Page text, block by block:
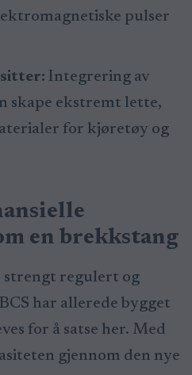
pulser
Integrering av
skape ekstremt lette,
for kjøretøy og
en brekkstang
strengt regulert og
har allerede bygget
for å satse her. Med
gjennom den nye